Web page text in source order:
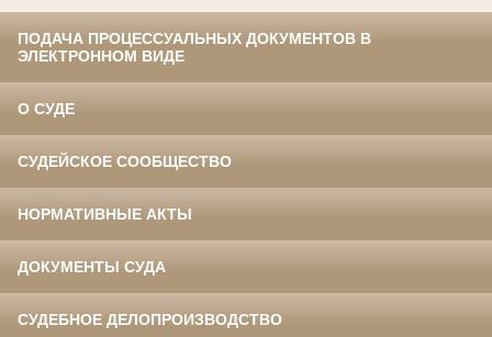
ПОДАЧА ПРОЦЕССУАЛЬНЫХ ДОКУМЕНТОВ В
ЭЛЕКТРОННОМ ВИДЕ
О СУДЕ
СУДЕЙСКОЕ СООБЩЕСТВО
НОРМАТИВНЫЕ АКТЫ
ДОКУМЕНТЫ СУДА
СУДЕБНОЕ ДЕЛОПРОИЗВОДСТВО